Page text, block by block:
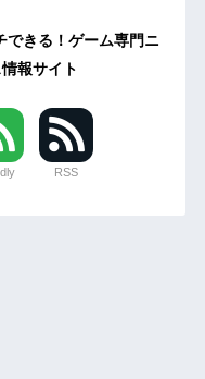
できる！ゲーム専門ニ
報サイト
RSS